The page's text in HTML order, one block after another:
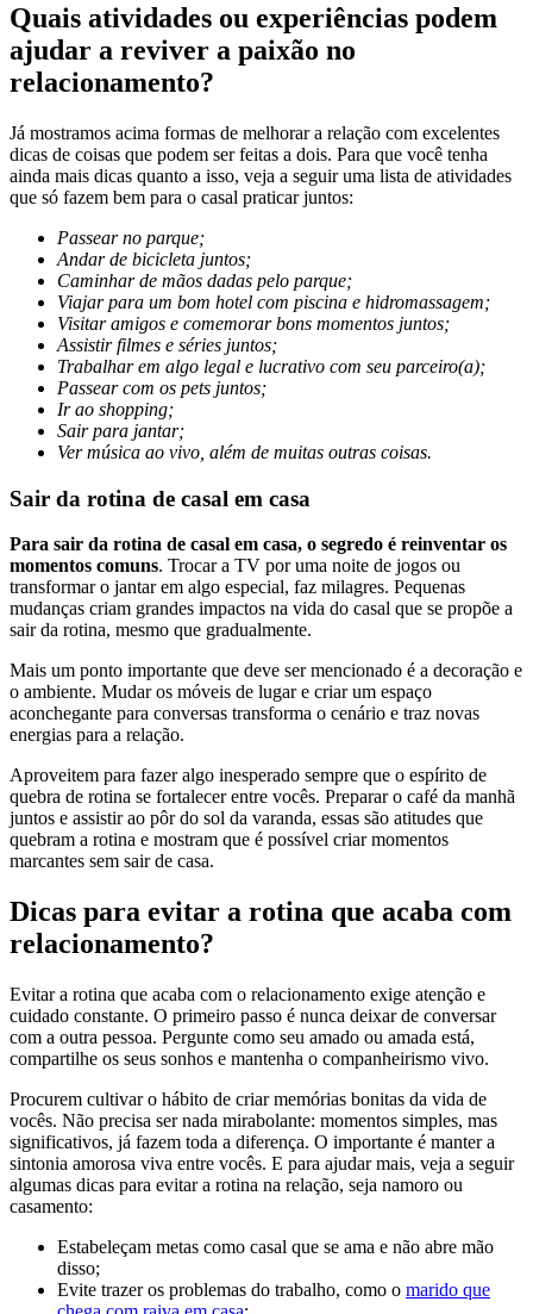
Quais atividades ou experiências podem
ajudar a reviver a paixão no
relacionamento?
Já mostramos acima formas de melhorar a relação com excelentes
dicas de coisas que podem ser feitas a dois. Para que você tenha
ainda mais dicas quanto a isso, veja a seguir uma lista de atividades
que só fazem bem para o casal praticar juntos:
Passear no parque;
Andar de bicicleta juntos;
Caminhar de mãos dadas pelo parque;
Viajar para um bom hotel com piscina e hidromassagem;
Visitar amigos e comemorar bons momentos juntos;
Assistir filmes e séries juntos;
Trabalhar em algo legal e lucrativo com seu parceiro(a);
Passear com os pets juntos;
Ir ao shopping;
Sair para jantar;
Ver música ao vivo, além de muitas outras coisas.
Sair da rotina de casal em casa
Para sair da rotina de casal em casa, o segredo é reinventar os
momentos comuns. Trocar a TV por uma noite de jogos ou
transformar o jantar em algo especial, faz milagres. Pequenas
mudanças criam grandes impactos na vida do casal que se propõe a
sair da rotina, mesmo que gradualmente.
Mais um ponto importante que deve ser mencionado é a decoração e
o ambiente. Mudar os móveis de lugar e criar um espaço
aconchegante para conversas transforma o cenário e traz novas
energias para a relação.
Aproveitem para fazer algo inesperado sempre que o espírito de
quebra de rotina se fortalecer entre vocês. Preparar o café da manhã
juntos e assistir ao pôr do sol da varanda, essas são atitudes que
quebram a rotina e mostram que é possível criar momentos
marcantes sem sair de casa.
Dicas para evitar a rotina que acaba com
relacionamento?
Evitar a rotina que acaba com o relacionamento exige atenção e
cuidado constante. O primeiro passo é nunca deixar de conversar
com a outra pessoa. Pergunte como seu amado ou amada está,
compartilhe os seus sonhos e mantenha o companheirismo vivo.
Procurem cultivar o hábito de criar memórias bonitas da vida de
vocês. Não precisa ser nada mirabolante: momentos simples, mas
significativos, já fazem toda a diferença. O importante é manter a
sintonia amorosa viva entre vocês. E para ajudar mais, veja a seguir
algumas dicas para evitar a rotina na relação, seja namoro ou
casamento:
Estabeleçam metas como casal que se ama e não abre mão
disso;
Evite trazer os problemas do trabalho, como o marido que